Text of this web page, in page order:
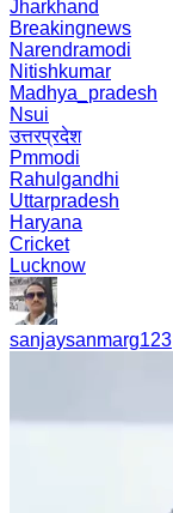
Jharkhand
Breakingnews
Narendramodi
Nitishkumar
Madhya_pradesh
Nsui
उत्तरप्रदेश
Pmmodi
Rahulgandhi
Uttarpradesh
Haryana
Cricket
Lucknow
sanjaysanmarg123